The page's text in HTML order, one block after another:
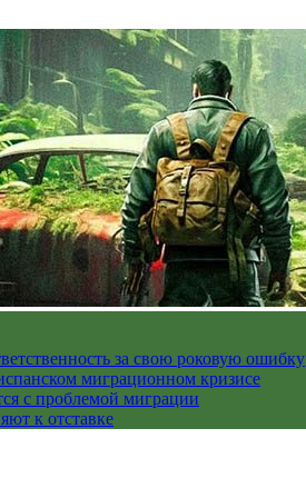
за свою роковую ошибку
миграционном кризисе
с проблемой миграции
к отставке